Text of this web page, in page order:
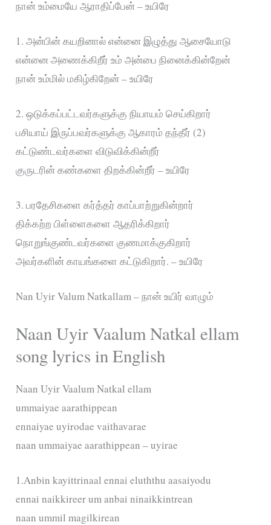
நான் உம்மையே ஆராதிப்பேன் – உயிரே
1. அன்பின் கயறினால் என்னை இழுத்து ஆசையோடு
என்னை அணைக்கிறீர் உம் அன்பை நினைக்கின்றேன்
நான் உம்மில் மகிழ்கிறேன் – உயிரே
2. ஒடுக்கப்பட்டவர்களுக்கு நியாயம் செய்கிறார்
பசியாய் இருப்பவர்களுக்கு ஆகாரம் தந்தீர் (2)
கட்டுண்டவர்களை விடுவிக்கின்றீர்
குருடரின் கண்களை திறக்கின்றீர் – உயிரே
3. பரதேசிகளை கர்த்தர் காப்பாற்றுகின்றார்
திக்கற்ற பிள்ளைகளை ஆதரிக்கிறார்
நொறுங்குண்டவர்களை குணமாக்குகிறார்
அவர்களின் காயங்களை கட்டுகிறார். – உயிரே
Nan Uyir Valum Natkallam – நான் உயிர் வாழும்
Naan Uyir Vaalum Natkal ellam
song lyrics in English
Naan Uyir Vaalum Natkal ellam
ummaiyae aarathippean
ennaiyae uyirodae vaithavarae
naan ummaiyae aarathippean – uyirae
1.Anbin kayittrinaal ennai eluththu aasaiyodu
ennai naikkireer um anbai ninaikkintrean
naan ummil magilkirean